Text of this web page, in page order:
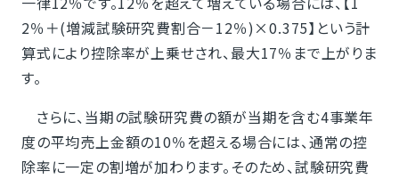
2％＋(増減試験研究費割合－12％)×0.375】という計
算式により控除率が上乗せされ、最大17％まで上がりま
す。
さらに、当期の試験研究費の額が当期を含む4事業年
度の平均売上金額の10％を超える場合には、通常の控
除率に一定の割増が加わります。そのため、試験研究費